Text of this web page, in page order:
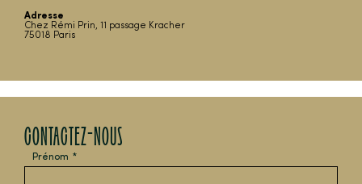
Adresse
Chez Rémi Prin, 11 passage Kracher
75018 Paris
CONTACTEZ-NOUS
Prénom